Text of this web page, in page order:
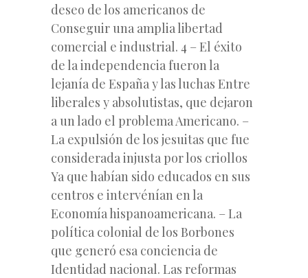
deseo de los americanos de
Conseguir una amplia libertad
comercial e industrial. 4 – El éxito
de la independencia fueron la
lejanía de España y las luchas Entre
liberales y absolutistas, que dejaron
a un lado el problema Americano. –
La expulsión de los jesuitas que fue
considerada injusta por los criollos
Ya que habían sido educados en sus
centros e intervénían en la
Economía hispanoamericana. – La
política colonial de los Borbones
que generó esa conciencia de
Identidad nacional. Las reformas